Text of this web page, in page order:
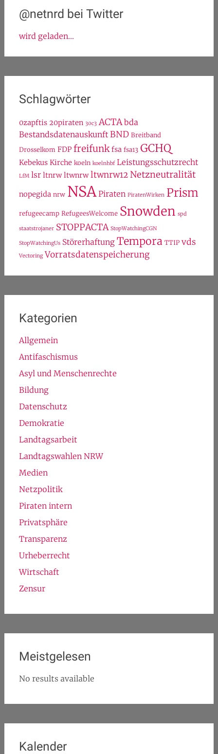
@netnrd bei Twitter
wird geladen...
Schlagwörter
0zapftis 20piraten 30c3 ACTA bda
Bestandsdatenauskunft BND Breitband
Drosselkom FDP freifunk fsa fsa13 GCHQ
Kebekus Kirche koeln koelnhbf Leistungsschutzrecht
LfM lsr ltnrw ltwnrw ltwnrw12 Netzneutralität
nopegida nrw NSA Piraten PiratenWirken Prism
refugeecamp RefugeesWelcome Snowden spd
staatstrojaner STOPPACTA StopWatchingCGN
StopWatchingUs Störerhaftung Tempora TTIP vds
Vectoring Vorratsdatenspeicherung
Kategorien
Allgemein
Antifaschismus
Asyl und Menschenrechte
Bildung
Datenschutz
Demokratie
Landtagsarbeit
Landtagswahlen NRW
Medien
Netzpolitik
Piraten intern
Privatsphäre
Transparenz
Urheberrecht
Wirtschaft
Zensur
Meistgelesen
No results available
Kalender